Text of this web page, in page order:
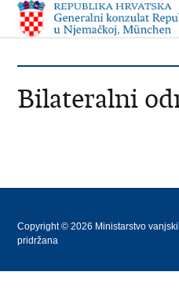
Bilateralni
Copyright © 2026 Ministarstvo
pridržana